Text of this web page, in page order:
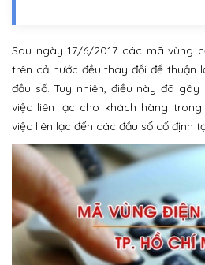
Sau ngày 17/6/2017 các mã vùng
trên cả nước đều thay đổi để thuận
đầu số. Tuy nhiên, điều này đã
việc liên lạc cho khách hàng
việc liên lạc đến các đầu số cố định